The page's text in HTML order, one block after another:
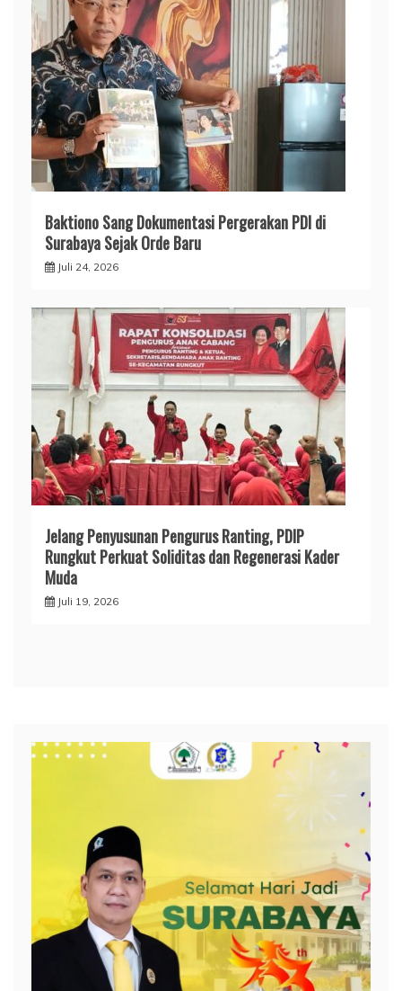
Baktiono Sang Dokumentasi Pergerakan PDI di
Surabaya Sejak Orde Baru
Juli 24, 2026
Jelang Penyusunan Pengurus Ranting, PDIP
Rungkut Perkuat Soliditas dan Regenerasi Kader
Muda
Juli 19, 2026